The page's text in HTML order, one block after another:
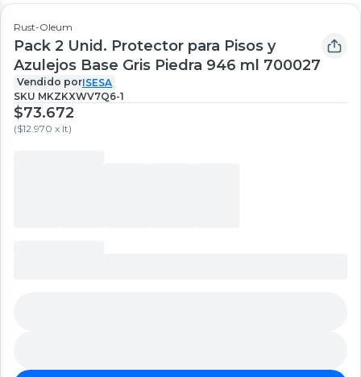
Rust-Oleum
Pack 2 Unid. Protector para Pisos y
Azulejos Base Gris Piedra 946 ml 700027
Vendido porISESA
SKU MKZKXWV7Q6-1
$73.672
($12.970 x lt)